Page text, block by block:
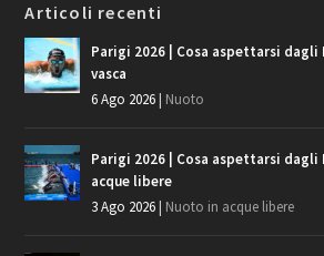
Articoli recenti
Parigi 2026 | Cosa aspettarsi
vasca
6 Ago 2026 Nuoto
Parigi 2026 | Cosa aspettarsi
acque libere
3 Ago 2026 Nuoto in acque libere